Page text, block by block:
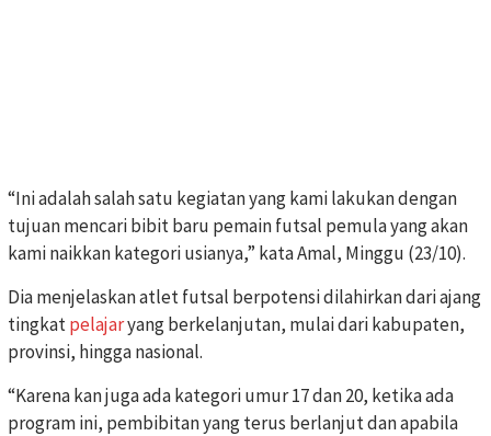
“Ini adalah salah satu kegiatan yang kami lakukan dengan
tujuan mencari bibit baru pemain futsal pemula yang akan
kami naikkan kategori usianya,” kata Amal, Minggu (23/10).
Dia menjelaskan atlet futsal berpotensi dilahirkan dari ajang
tingkatpelajaryang berkelanjutan, mulai dari kabupaten,
provinsi, hingga nasional.
“Karena kan juga ada kategori umur 17 dan 20, ketika ada
program ini, pembibitan yang terus berlanjut dan apabila